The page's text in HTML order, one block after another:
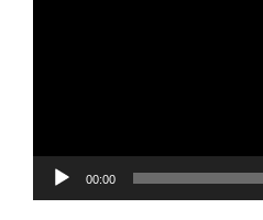
00:00